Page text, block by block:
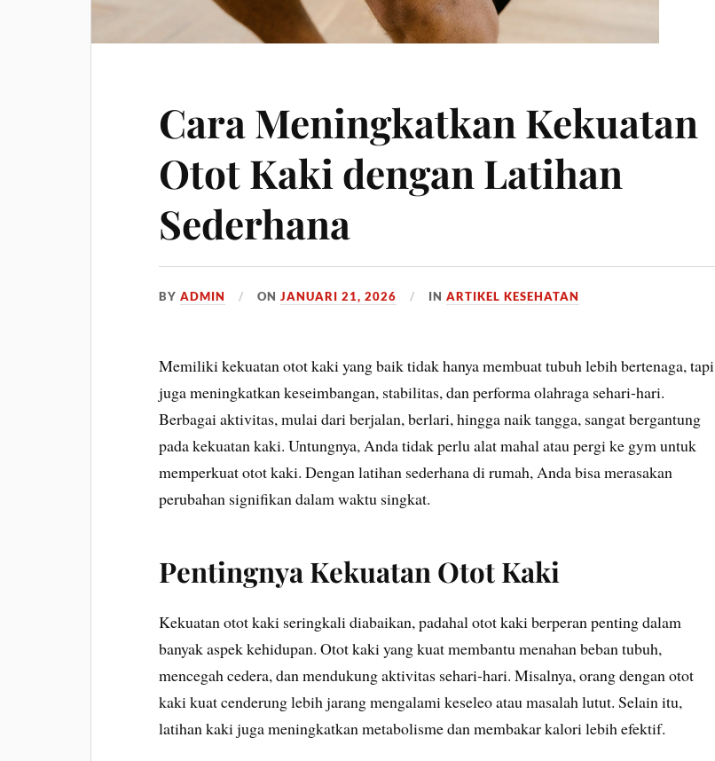
Cara Meningkatkan Kekuatan
Otot Kaki dengan Latihan
Sederhana
BYADMIN ONJANUARI 21, 2026 INARTIKEL KESEHATAN
Memiliki kekuatan otot kaki yang baik tidak hanya membuat tubuh lebih bertenaga, tapi
juga meningkatkan keseimbangan, stabilitas, dan performa olahraga sehari-hari.
Berbagai aktivitas, mulai dari berjalan, berlari, hingga naik tangga, sangat bergantung
pada kekuatan kaki. Untungnya, Anda tidak perlu alat mahal atau pergi ke gym untuk
memperkuat otot kaki. Dengan latihan sederhana di rumah, Anda bisa merasakan
perubahan signifikan dalam waktu singkat.
Pentingnya Kekuatan Otot Kaki
Kekuatan otot kaki seringkali diabaikan, padahal otot kaki berperan penting dalam
banyak aspek kehidupan. Otot kaki yang kuat membantu menahan beban tubuh,
mencegah cedera, dan mendukung aktivitas sehari-hari. Misalnya, orang dengan otot
kaki kuat cenderung lebih jarang mengalami keseleo atau masalah lutut. Selain itu,
latihan kaki juga meningkatkan metabolisme dan membakar kalori lebih efektif.